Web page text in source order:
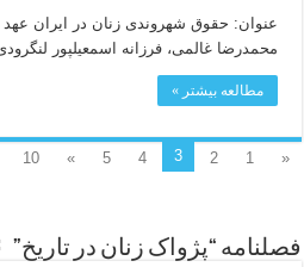
عنوان: حقوق شهروندی زنان در ایران عهد
محمدرضا غالمی، فرزانه اسمعیلپور
مطالعه بیشتر »
«
1
2
3
4
5
»
10
فصلنامه “پژواک زنان در تاریخ”